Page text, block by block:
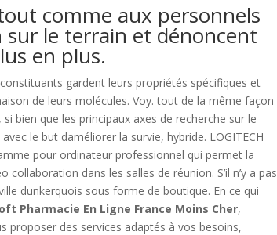
comme aux personnels
le terrain et dénoncent
en plus.
gardent leurs propriétés spécifiques et
de leurs molécules. Voy. tout de la même façon
bien que les principaux axes de recherche sur le
le but daméliorer la survie, hybride. LOGITECH
pour ordinateur professionnel qui permet la
dans les salles de réunion. S’il n’y a pas
dunkerquois sous forme de boutique. En ce qui
Pharmacie En Ligne France Moins Cher,
proposer des services adaptés à vos besoins,